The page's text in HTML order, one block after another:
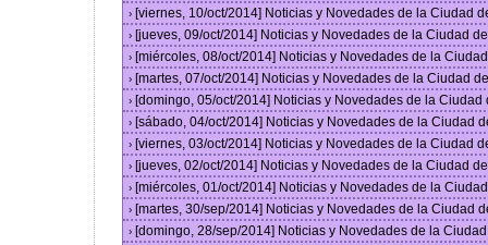
› [viernes, 10/oct/2014] Noticias y Novedades de la Ciudad
› [jueves, 09/oct/2014] Noticias y Novedades de la Ciudad
› [miércoles, 08/oct/2014] Noticias y Novedades de la
› [martes, 07/oct/2014] Noticias y Novedades de la Ciudad
› [domingo, 05/oct/2014] Noticias y Novedades de la
› [sábado, 04/oct/2014] Noticias y Novedades de la Ciudad
› [viernes, 03/oct/2014] Noticias y Novedades de la Ciudad
› [jueves, 02/oct/2014] Noticias y Novedades de la Ciudad
› [miércoles, 01/oct/2014] Noticias y Novedades de la
› [martes, 30/sep/2014] Noticias y Novedades de la Ciudad
› [domingo, 28/sep/2014] Noticias y Novedades de la